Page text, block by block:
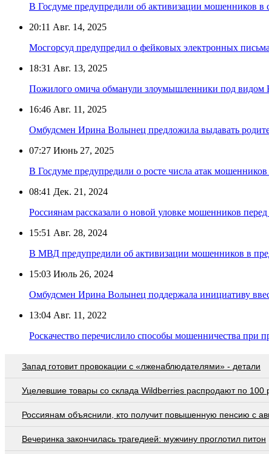
В Госдуме предупредили об активизации мошенников в
20:11 Авг. 14, 2025
Мосгорсуд предупредил о фейковых электронных
18:31 Авг. 13, 2025
Пожилого омича обманули злоумышленники под видом
16:46 Авг. 11, 2025
Омбудсмен Ирина Волынец предложила выдавать
07:27 Июнь 27, 2025
В Госдуме предупредили о росте числа атак
08:41 Дек. 21, 2024
Россиянам рассказали о новой уловке мошенников
15:51 Авг. 28, 2024
В МВД предупредили об активизации мошенников в
15:03 Июль 26, 2024
Омбудсмен Ирина Волынец поддержала инициативу
13:04 Авг. 11, 2022
Роскачество перечислило способы мошенничества при
Запад готовит провокации с «лженаблюдателями» - детали
Уцелевшие товары со склада Wildberries распродают по 100
Россиянам объяснили, кто получит повышенную пенсию с
Вечеринка закончилась трагедией: мужчину проглотил питон